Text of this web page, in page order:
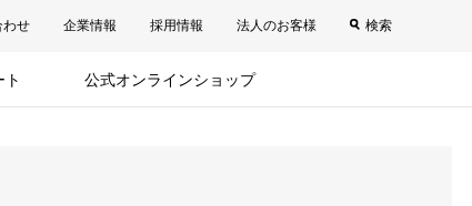
わせ 企業情報 採用情報 法人のお客様 検索
ト 公式オンラインショップ